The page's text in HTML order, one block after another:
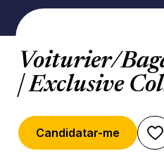
Voiturier/
| Exclusive
Candidatar-me